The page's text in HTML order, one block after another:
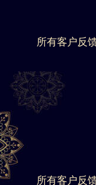
所有客户反
所有客户反